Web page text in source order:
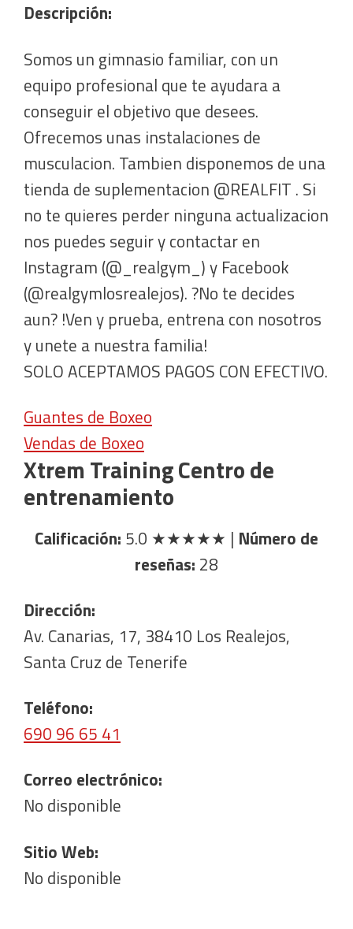
Descripción:
Somos un gimnasio familiar, con un
equipo profesional que te ayudara a
conseguir el objetivo que desees.
Ofrecemos unas instalaciones de
musculacion. Tambien disponemos de una
tienda de suplementacion @REALFIT . Si
no te quieres perder ninguna actualizacion
nos puedes seguir y contactar en
Instagram (@_realgym_) y Facebook
(@realgymlosrealejos). ?No te decides
aun? !Ven y prueba, entrena con nosotros
y unete a nuestra familia!
SOLO ACEPTAMOS PAGOS CON EFECTIVO.
Guantes de Boxeo
Vendas de Boxeo
Xtrem Training Centro de
entrenamiento
Calificación: 5.0 ★★★★★ | Número de
reseñas: 28
Dirección:
Av. Canarias, 17, 38410 Los Realejos,
Santa Cruz de Tenerife
Teléfono:
690 96 65 41
Correo electrónico:
No disponible
Sitio Web:
No disponible